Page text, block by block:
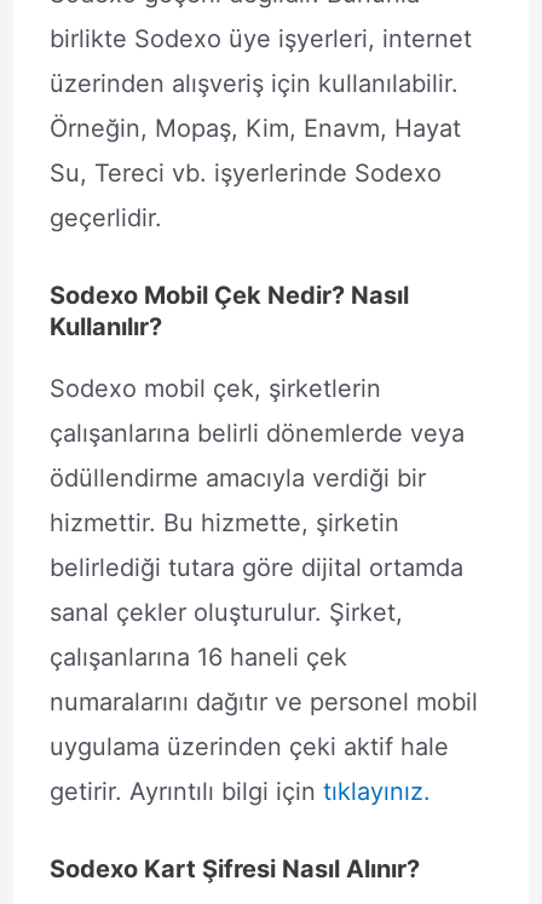
birlikte Sodexo üye işyerleri, internet
üzerinden alışveriş için kullanılabilir.
Örneğin, Mopaş, Kim, Enavm, Hayat
Su, Tereci vb. işyerlerinde Sodexo
geçerlidir.
Sodexo Mobil Çek Nedir? Nasıl
Kullanılır?
Sodexo mobil çek, şirketlerin
çalışanlarına belirli dönemlerde veya
ödüllendirme amacıyla verdiği bir
hizmettir. Bu hizmette, şirketin
belirlediği tutara göre dijital ortamda
sanal çekler oluşturulur. Şirket,
çalışanlarına 16 haneli çek
numaralarını dağıtır ve personel mobil
uygulama üzerinden çeki aktif hale
getirir. Ayrıntılı bilgi için tıklayınız.
Sodexo Kart Şifresi Nasıl Alınır?